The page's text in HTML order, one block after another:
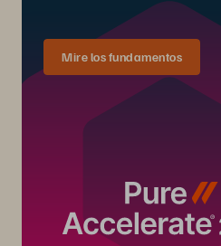
Mire los fundamentos